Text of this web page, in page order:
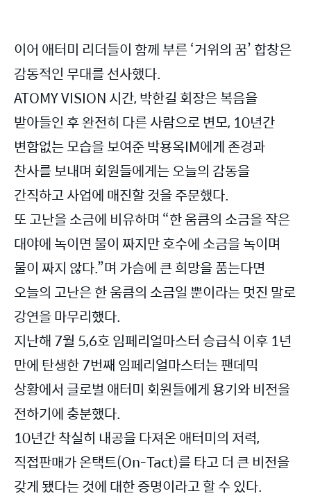
이어 애터미 리더들이 함께 부른 ‘거위의 꿈’ 합창은
감동적인 무대를 선사했다.
ATOMY VISION 시간, 박한길 회장은 복음을
받아들인 후 완전히 다른 사람으로 변모, 10년간
변함없는 모습을 보여준 박용옥IM에게 존경과
찬사를 보내며 회원들에게는 오늘의 감동을
간직하고 사업에 매진할 것을 주문했다.
또 고난을 소금에 비유하며 “한 움큼의 소금을 작은
대야에 녹이면 물이 짜지만 호수에 소금을 녹이며
물이 짜지 않다.”며 가슴에 큰 희망을 품는다면
오늘의 고난은 한 움큼의 소금일 뿐이라는 멋진 말로
강연을 마무리했다.
지난해 7월 5,6호 임페리얼마스터 승급식 이후 1년
만에 탄생한 7번째 임페리얼마스터는 팬데믹
상황에서 글로벌 애터미 회원들에게 용기와 비전을
전하기에 충분했다.
10년간 착실히 내공을 다져온 애터미의 저력,
직접판매가 온택트(On-Tact)를 타고 더 큰 비전을
갖게 됐다는 것에 대한 증명이라고 할 수 있다.